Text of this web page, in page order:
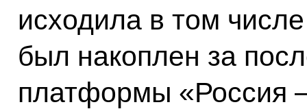
исходила в том
был накоплен за
платформы «Россия